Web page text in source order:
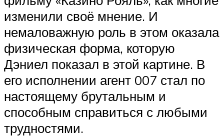
изменили своё мнение. И
немаловажную роль в этом оказала
физическая форма, которую
Дэниел показал в этой картине. В
его исполнении агент 007 стал по
настоящему брутальным и
способным справиться с любыми
трудностями.